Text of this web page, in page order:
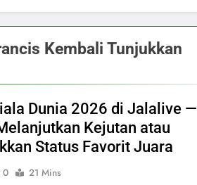
Kembali Tunjukkan
Dunia 2026 di Jalalive —
Kejutan atau
Status Favorit Juara
0
21 Mins